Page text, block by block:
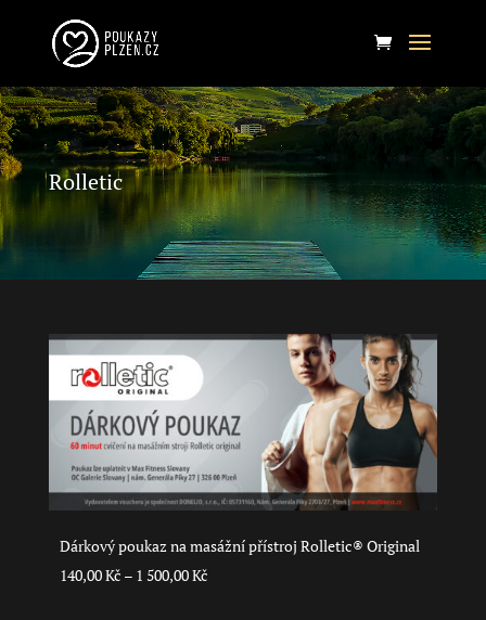
Rolletic
Dárkový poukaz na masážní přístroj Rolletic® Original
140,00Kč – 1 500,00KčRozpětí